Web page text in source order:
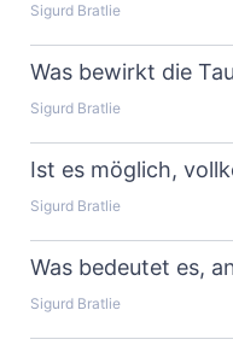
Sigurd Bratlie
Was bewirkt die
Sigurd Bratlie
Ist es möglich,
Sigurd Bratlie
Was bedeutet es,
Sigurd Bratlie